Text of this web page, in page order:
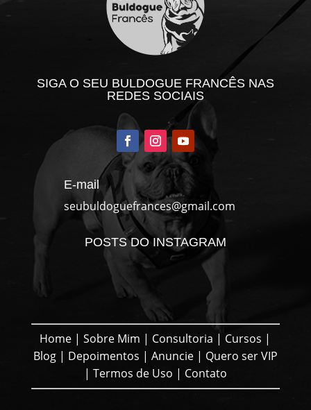
SIGA O SEU BULDOGUE FRANCÊS NAS
REDES SOCIAIS
E-mail
seubuldoguefrances@gmail.com
POSTS DO INSTAGRAM
Home |Sobre Mim | Consultoria | Cursos |
Blog| Depoimentos | Anuncie| Quero ser VIP
| Termos de Uso | Contato